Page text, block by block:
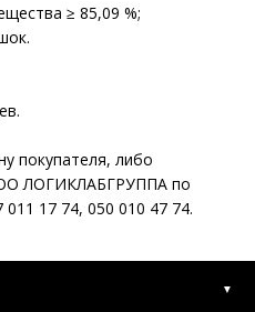
≥ 85,09 %;
покупателя, либо
ЛОГИКЛАБГРУППА по
17 74, 050 010 47 74.